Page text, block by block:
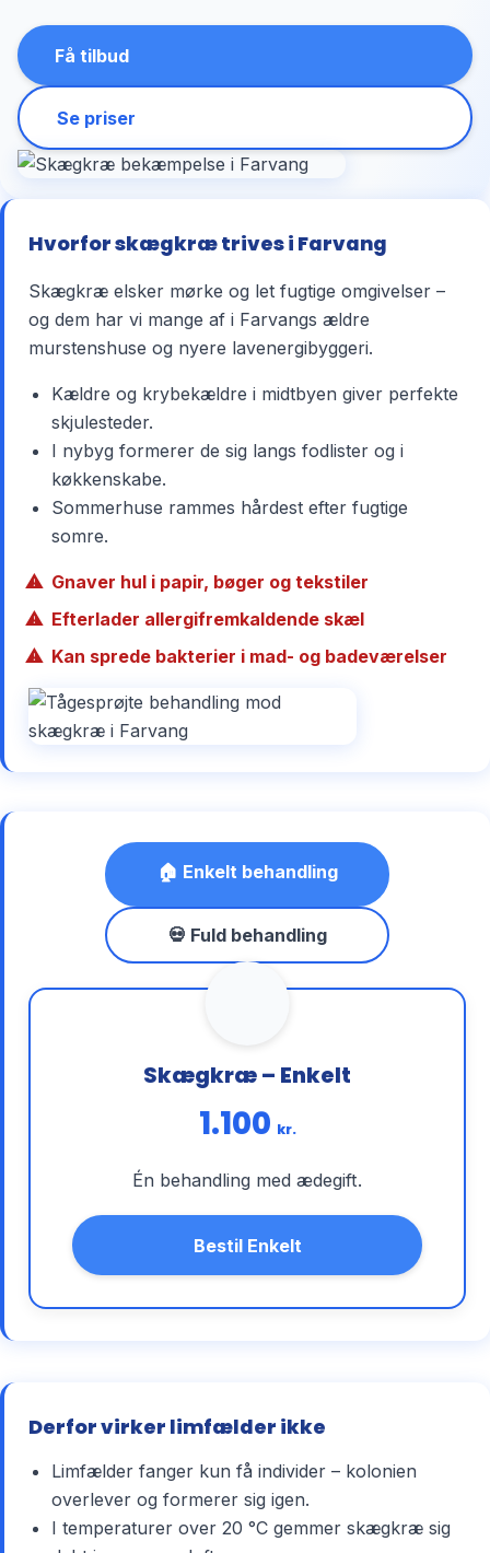
Få tilbud
Se priser
Hvorfor skægkræ trives i Farvang
Skægkræ elsker mørke og let fugtige omgivelser –
og dem har vi mange af i Farvangs ældre
murstenshuse og nyere lavenergibyggeri.
Kældre og krybekældre i midtbyen giver perfekte
skjulesteder.
I nybyg formerer de sig langs fodlister og i
køkkenskabe.
Sommerhuse rammes hårdest efter fugtige
somre.
Gnaver hul i papir, bøger og tekstiler
Efterlader allergifremkaldende skæl
Kan sprede bakterier i mad- og badeværelser
🏠 Enkelt behandling
💀 Fuld behandling
Skægkræ – Enkelt
1.100 kr.
Én behandling med ædegift.
Bestil Enkelt
Derfor virker limfælder ikke
Limfælder fanger kun få individer – kolonien
overlever og formerer sig igen.
I temperaturer over 20 °C gemmer skægkræ sig